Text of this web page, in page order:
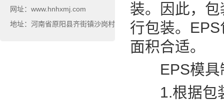
网址：www.hnhxmj.com
地址：河南省原阳县齐街镇沙岗村
装。因此，
行包装。
面积合适。
EPS模具
1.根据包装